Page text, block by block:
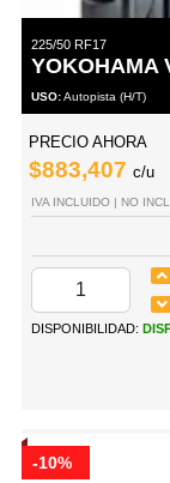
225/50 RF17
YOKOHAMA
USO:Autopista (H/T)
PRECIO AHORA
$883,407 c/u
IVA INCLUIDO | NO
DISPONIBILIDAD:
-10%